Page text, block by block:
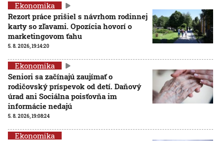
Ekonomika
Rezort práce prišiel s návrhom rodinnej
karty so zľavami. Opozícia hovorí o
marketingovom ťahu
5. 8. 2026, 19:14:20
Ekonomika
Seniori sa začínajú zaujímať o
rodičovský príspevok od detí. Daňový
úrad ani Sociálna poisťovňa im
informácie nedajú
5. 8. 2026, 19:08:24
Ekonomika